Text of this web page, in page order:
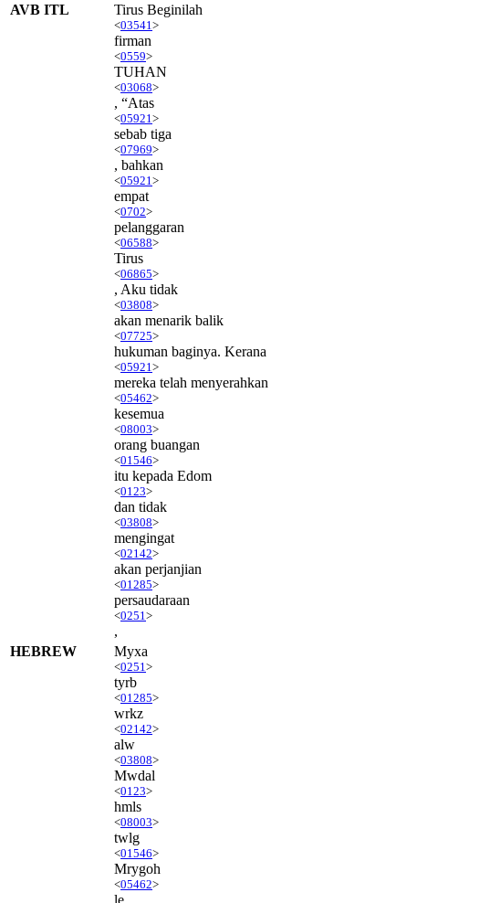
AVB ITL
Tirus Beginilah
<03541 >
firman
<0559>
TUHAN
<03068>
, “Atas
<05921 >
sebab tiga
<07969>
, bahkan
<05921 >
empat
<0702>
pelanggaran
<06588>
Tirus
<06865>
, Aku tidak
<03808>
akan menarik balik
<07725>
hukuman baginya. Kerana
<05921 >
mereka telah menyerahkan
<05462>
kesemua
<08003>
orang buangan
<01546>
itu kepada Edom
<0123>
dan tidak
<03808>
mengingat
<02142>
akan perjanjian
<01285>
persaudaraan
<0251 >
,
HEBREW
Myxa
<0251 >
tyrb
<01285>
wrkz
<02142>
alw
<03808>
Mwdal
<0123>
hmls
<08003>
twlg
<01546>
Mrygoh
<05462>
le